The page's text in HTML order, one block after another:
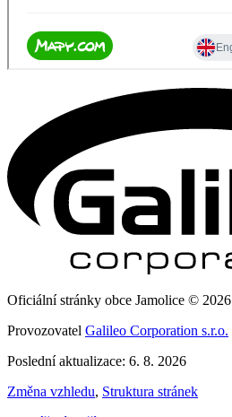
Oficiální stránky obce Jamolice © 2026
Provozovatel Galileo Corporation s.r.o.
Poslední aktualizace: 6. 8. 2026
Změna vzhledu, Struktura stránek